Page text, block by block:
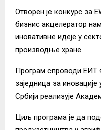
Отворен је конкурс за
бизнис акцелератор
иновативне идеје у
производње хране.
Програм спроводи ЕИТ
заједница за
Србији реализује
Циљ програма је да